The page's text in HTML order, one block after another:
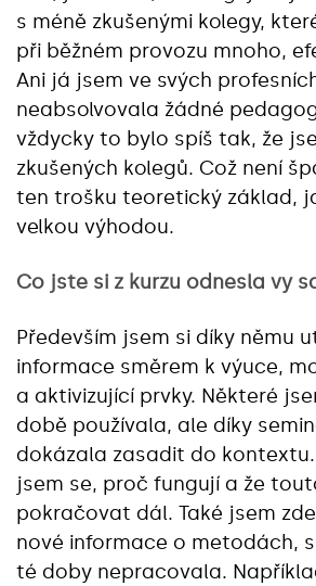
s méně zkušenými kolegy,
při běžném provozu mnoho,
Ani já jsem ve svých
neabsolvovala žádné
vždycky to bylo spíš tak, že
zkušených kolegů. Což není
ten trošku teoretický základ,
velkou výhodou.
Co jste si z kurzu odnesla vy
Především jsem si díky němu
informace směrem k výuce,
a aktivizující prvky. Některé
době používala, ale díky
dokázala zasadit do
jsem se, proč fungují a že
pokračovat dál. Také jsem
nové informace o metodách,
té doby nepracovala.